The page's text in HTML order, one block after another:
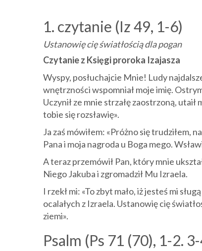
1. czytanie (Iz 49, 1-6)
Ustanowię cię światłością dla pogan
Czytanie z Księgi proroka Izajasza
Wyspy, posłuchajcie Mnie! Ludy
wnętrzności wspomniał moje imię.
Uczynił ze mnie strzałę zaostrzoną, utaił
tobie się rozsławię».
Ja zaś mówiłem: «Próżno się trudziłem,
Pana i moja nagroda u Boga mego.
A teraz przemówił Pan, który mnie
Niego Jakuba i zgromadził Mu Izraela.
I rzekł mi: «To zbyt mało, iż jesteś mi
ocalałych z Izraela. Ustanowię cię
ziemi».
Psalm (Ps 71 (70), 1-2.